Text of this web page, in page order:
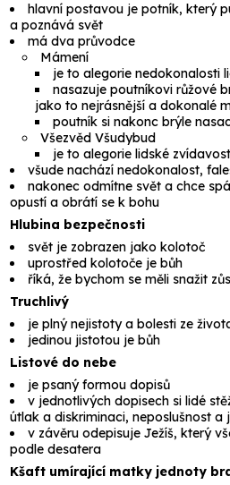
hlavní postavou je potník, který
a poznává svět
má dva průvodce
Mámení
je to alegorie nedokonalosti
nasazuje poutníkovi růžové
jako to nejrásnější a dokonalé
poutník si nakonc brýle
Všezvěd Všudybud
je to alegorie lidské
všude nachází nedokonalost,
nakonec odmítne svět a chce
opustí a obrátí se k bohu
Hlubina bezpečnosti
svět je zobrazen jako kolotoč
uprostřed kolotoče je bůh
říká, že bychom se měli snažit
Truchlivý
je plný nejistoty a bolesti ze
jedinou jistotou je bůh
Listové do nebe
je psaný formou dopisů
v jednotlivých dopisech si lidé
útlak a diskriminaci, neposlušnost a
v závěru odepisuje Ježíš, který
podle desatera
Kšaft umírající matky jednoty